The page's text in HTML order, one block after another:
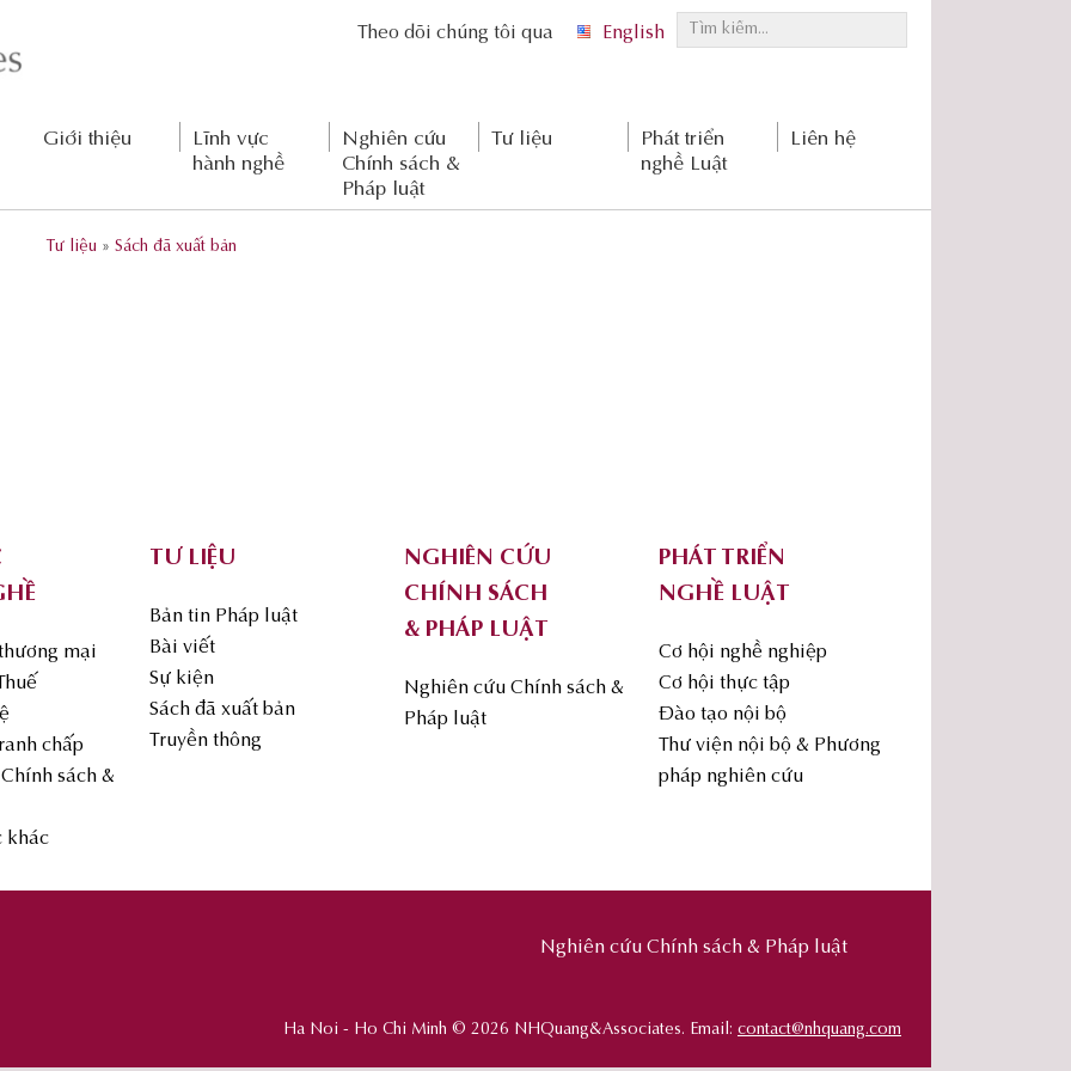
i
m
English
Theo dõi chúng tôi qua
Giới thiệu
Lĩnh vực
hành nghề
Nghiên cứu
Chính sách &
Pháp luật
Tư liệu
Phát triển
nghề Luật
Liên hệ
Tư liệu »Sách đã xuất bản
mại
chấp
sách &
khác
TƯ LIỆU
Bản tin Pháp luật
Bài viết
Sự kiện
Sách đã xuất bản
Truyền thông
NGHIÊN CỨU
CHÍNH SÁCH
& PHÁP LUẬT
Nghiên cứu Chính sách &
Pháp luật
PHÁT TRIỂN
NGHỀ LUẬT
Cơ hội nghề nghiệp
Cơ hội thực tập
Đào tạo nội bộ
Thư viện nội bộ & Phương
pháp nghiên cứu
Nghiên cứu Chính sách & Pháp luật
Ha Noi - Ho Chi Minh © 2026 NHQuang&Associates. Email: contact@nhquang.com